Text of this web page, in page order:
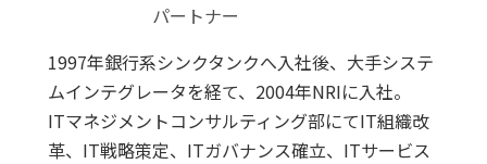
パートナー
1997年銀行系シンクタンクへ入社後、大手システ
ムインテグレータを経て、2004年NRIに入社。
ITマネジメントコンサルティング部にてIT組織改
革、IT戦略策定、ITガバナンス確立、ITサービス